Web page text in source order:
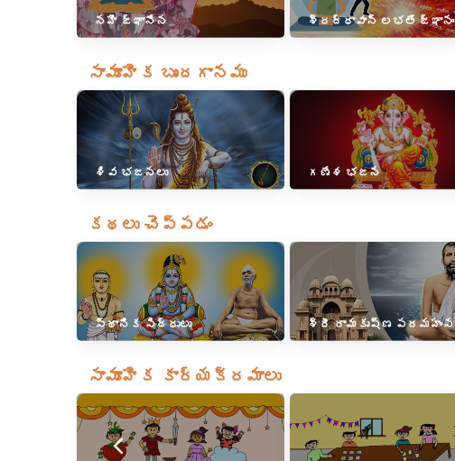
నహి జ్ఞానేన శ్రద్ధావాన్ లభతే జ్ఞానం
సామూహిక బృందగానము
శివ భజనలు గణేశ భజన
కథలు చెప్పడం
స్థానిక సిద్ధులు శ్రీ రామకృష్ణ పరమహంస
సామూహిక కార్యక్రమాలు